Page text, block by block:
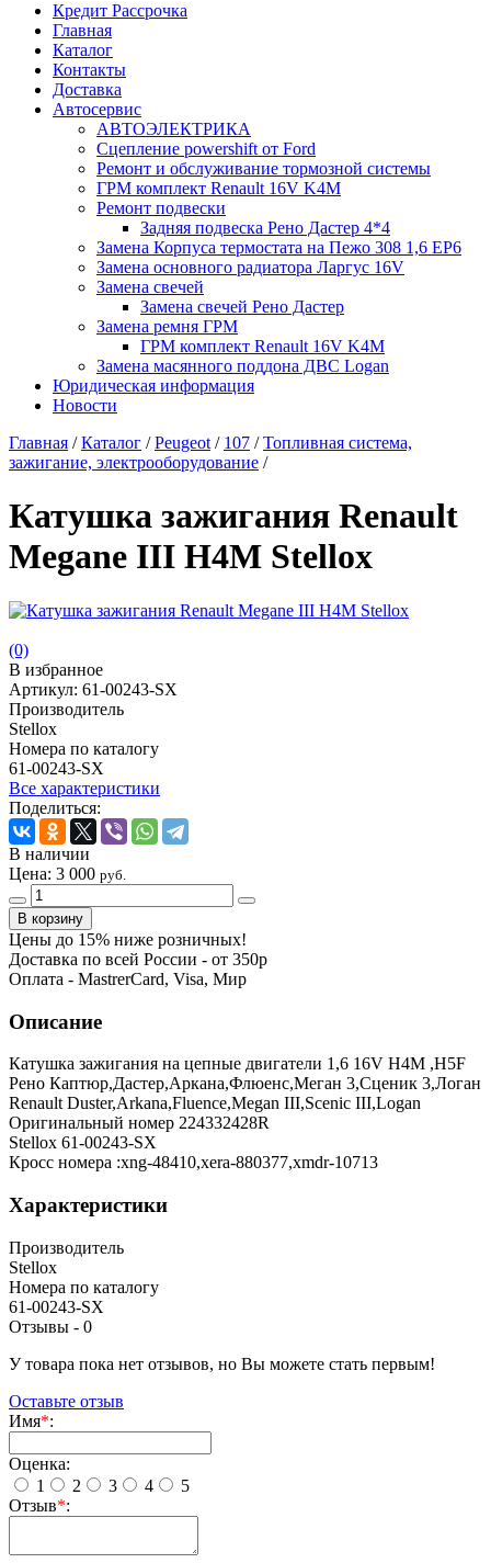
Кредит Рассрочка
Главная
Каталог
Контакты
Доставка
Автосервис
АВТОЭЛЕКТРИКА
Сцепление powershift от Ford
Ремонт и обслуживание тормозной системы
ГРМ комплект Renault 16V K4M
Ремонт подвески
Задняя подвеска Рено Дастер 4*4
Замена Корпуса термостата на Пежо 308 1,6 EP6
Замена основного радиатора Ларгус 16V
Замена свечей
Замена свечей Рено Дастер
Замена ремня ГРМ
ГРМ комплект Renault 16V K4M
Замена масянного поддона ДВС Logan
Юридическая информация
Новости
Главная / Каталог / Peugeot / 107 / Топливная система,
зажигание, электрооборудование /
Катушка зажигания Renault
Megane III H4M Stellox
(0)
В избранное
Артикул: 61-00243-SX
Производитель
Stellox
Номера по каталогу
61-00243-SX
Все характеристики
Поделиться:
В наличии
Цена: 3 000 руб.
Цены до 15% ниже розничных!
Доставка по всей России - от 350р
Оплата - MastrerCard, Visa, Мир
Описание
Катушка зажигания на цепные двигатели 1,6 16V H4M ,H5F
Рено Каптюр,Дастер,Аркана,Флюенс,Меган 3,Сценик 3,Логан
Renault Duster,Arkana,Fluence,Megan III,Scenic III,Logan
Оригинальный номер 224332428R
Stellox 61-00243-SX
Кросс номера :xng-48410,xera-880377,xmdr-10713
Характеристики
Производитель
Stellox
Номера по каталогу
61-00243-SX
Отзывы - 0
У товара пока нет отзывов, но Вы можете стать первым!
Оставьте отзыв
Имя*:
Оценка:
1
2 3 4
5
Отзыв*: